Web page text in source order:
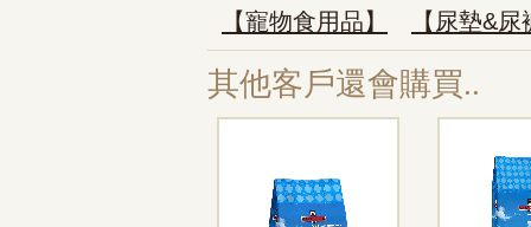
【寵物食用品】 【尿墊&尿
其他客戶還會購買..